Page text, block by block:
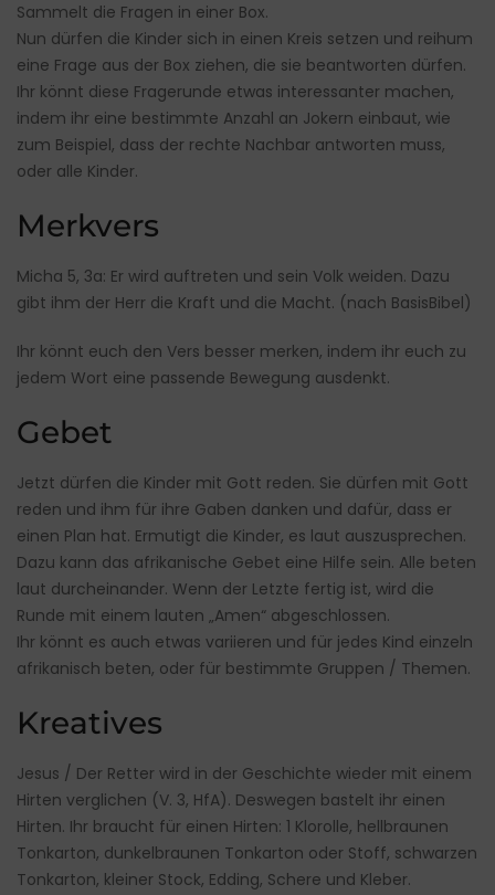
Sammelt die Fragen in einer Box.
Nun dürfen die Kinder sich in einen Kreis setzen und reihum
eine Frage aus der Box ziehen, die sie beantworten dürfen.
Ihr könnt diese Fragerunde etwas interessanter machen,
indem ihr eine bestimmte Anzahl an Jokern einbaut, wie
zum Beispiel, dass der rechte Nachbar antworten muss,
oder alle Kinder.
Merkvers
Micha 5, 3a: Er wird auftreten und sein Volk weiden. Dazu
gibt ihm der Herr die Kraft und die Macht. (nach BasisBibel)
Ihr könnt euch den Vers besser merken, indem ihr euch zu
jedem Wort eine passende Bewegung ausdenkt.
Gebet
Jetzt dürfen die Kinder mit Gott reden. Sie dürfen mit Gott
reden und ihm für ihre Gaben danken und dafür, dass er
einen Plan hat. Ermutigt die Kinder, es laut auszusprechen.
Dazu kann das afrikanische Gebet eine Hilfe sein. Alle beten
laut durcheinander. Wenn der Letzte fertig ist, wird die
Runde mit einem lauten „Amen“ abgeschlossen.
Ihr könnt es auch etwas variieren und für jedes Kind einzeln
afrikanisch beten, oder für bestimmte Gruppen / Themen.
Kreatives
Jesus / Der Retter wird in der Geschichte wieder mit einem
Hirten verglichen (V. 3, HfA). Deswegen bastelt ihr einen
Hirten. Ihr braucht für einen Hirten: 1 Klorolle, hellbraunen
Tonkarton, dunkelbraunen Tonkarton oder Stoff, schwarzen
Tonkarton, kleiner Stock, Edding, Schere und Kleber.